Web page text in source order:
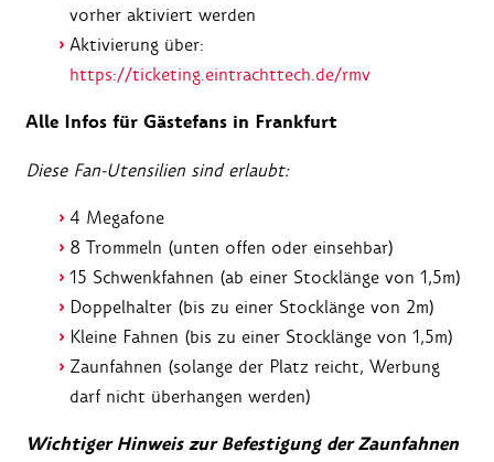
vorher aktiviert werden
Aktivierung über:
https://ticketing.eintrachttech.de/rmv
Alle Infos für Gästefans in Frankfurt
Diese Fan-Utensilien sind erlaubt:
4 Megafone
8 Trommeln (unten offen oder einsehbar)
15 Schwenkfahnen (ab einer Stocklänge von 1,5m)
Doppelhalter (bis zu einer Stocklänge von 2m)
Kleine Fahnen (bis zu einer Stocklänge von 1,5m)
Zaunfahnen (solange der Platz reicht, Werbung
darf nicht überhangen werden)
Wichtiger Hinweis zur Befestigung der Zaunfahnen